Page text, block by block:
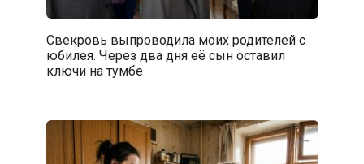
Свекровь выпроводила моих родителей с
юбилея. Через два дня её сын оставил
ключи на тумбе